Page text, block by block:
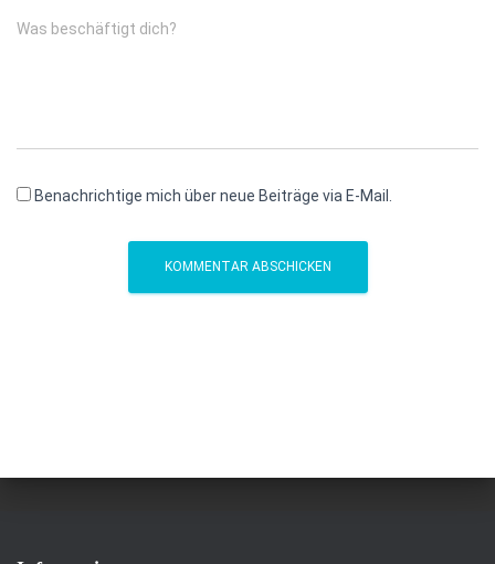
Was beschäftigt dich?
Benachrichtige mich über neue Beiträge via E-Mail.